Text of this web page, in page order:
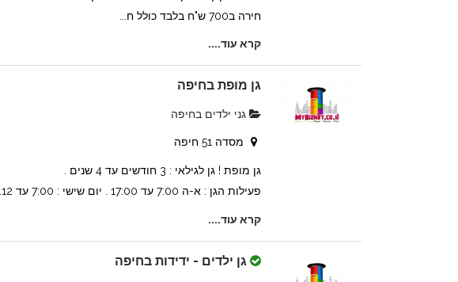
חירה ב700 ש"ח בלבד כולל ח...
קרא עוד....
גן מופת בחיפה
גני ילדים בחיפה
מסדה 51 חיפה
גן מופת ! גן לגילאי : 3 חודשים עד 4 שנים .
פעילות הגן : א-ה 7:00 עד 17:00 . יום שישי : 7:00 עד 12...
קרא עוד....
גן ילדים - ידידות בחיפה